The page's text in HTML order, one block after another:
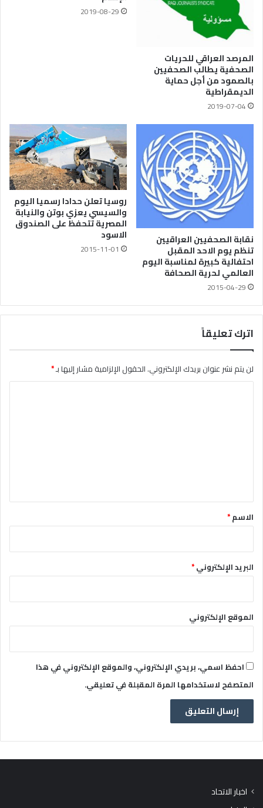
المرصد العراقي للحريات
الصحفية يطالب الصحفيين
بالصمود من أجل حماية
الديمقراطية
2019-07-04
2019-08-29
نقابة الصحفيين العراقيين
تنظم يوم الاحد المقبل
احتفالية كبيرة لمناسبة اليوم
العالمي لحرية الصحافة
2015-04-29
روسيا تعلن حدادا رسميا اليوم
والسيسي يعزي بوتن والنيابة
المصرية تتحفظ على الصندوق
الاسود
2015-11-01
اترك تعليقاً
لن يتم نشر عنوان بريدك الإلكتروني.الحقول الإلزامية مشار إليها بـ*
*الاسم*
البريد الإلكتروني*
الموقع الإلكتروني
احفظ اسمي، بريدي الإلكتروني، والموقع الإلكتروني في هذا
المتصفح لاستخدامها المرة المقبلة في تعليقي.
اخبار الاتحاد